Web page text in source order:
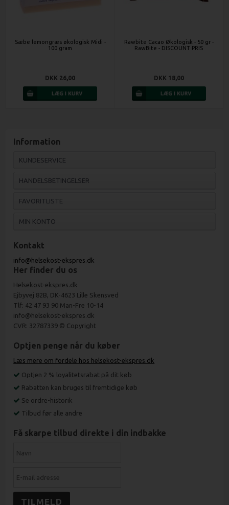
Sæbe lemongræs økologisk Midi -
100 gram
DKK 26,00
Rawbite Cacao Økologisk - 50 gr -
RawBite - DISCOUNT PRIS
DKK 18,00
Information
KUNDESERVICE
HANDELSBETINGELSER
FAVORITLISTE
MIN KONTO
Kontakt
info@helsekost-ekspres.dk
Her finder du os
Helsekost-ekspres.dk
Ejbyvej 82B, DK-4623 Lille Skensved
Tlf: 42 47 93 90 Man-Fre 10-14
info@helsekost-ekspres.dk
CVR: 32787339 © Copyright
Optjen penge når du køber
Læs mere om fordele hos helsekost-ekspres.dk
Optjen 2 % loyalitetsrabat på dit køb
Rabatten kan bruges til fremtidige køb
Se ordre-historik
Tilbud før alle andre
Få skarpe tilbud direkte i din indbakke